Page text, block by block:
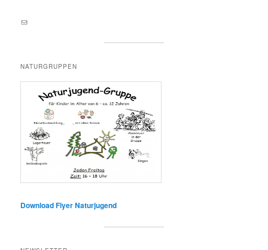
E-Mail an lernortnatur@yahoo.de
NATURGRUPPEN
Download Flyer Naturjugend